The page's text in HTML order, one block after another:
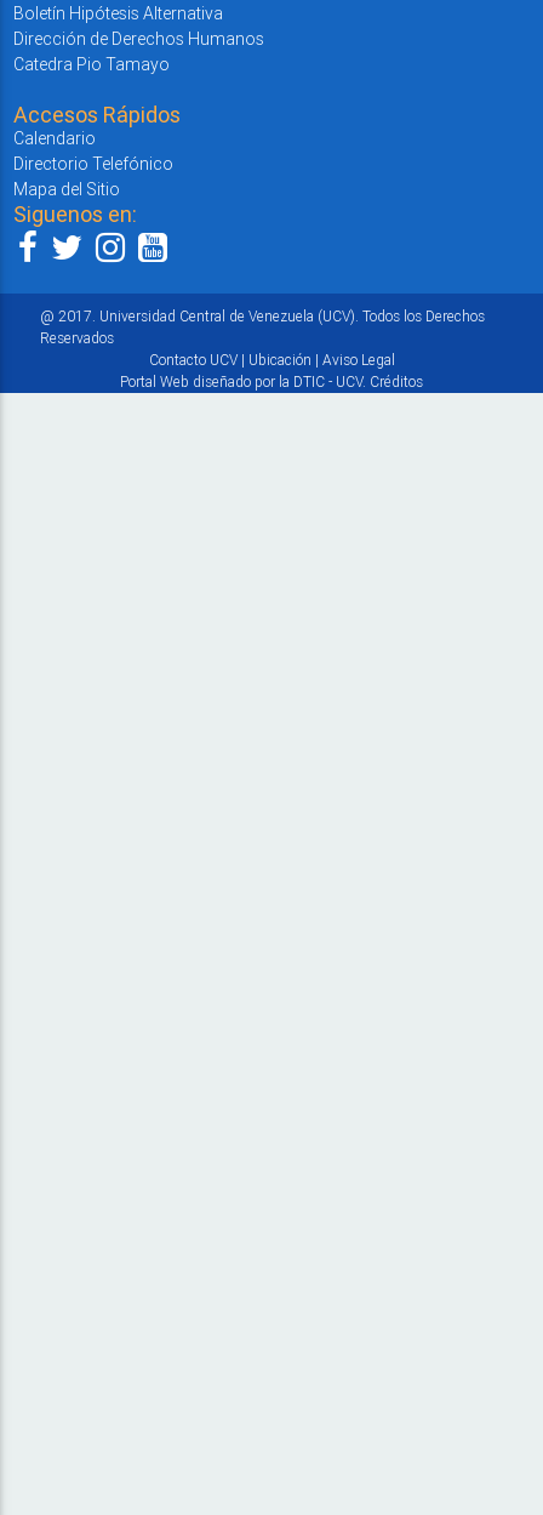
Boletín Hipótesis Alternativa
Dirección de Derechos Humanos
Catedra Pio Tamayo
Accesos Rápidos
Calendario
Directorio Telefónico
Mapa del Sitio
Siguenos en:
@ 2017. Universidad Central de Venezuela (UCV). Todos los Derechos
Reservados
Contacto UCV| Ubicación | Aviso Legal
Portal Web diseñado por la DTIC - UCV. Créditos